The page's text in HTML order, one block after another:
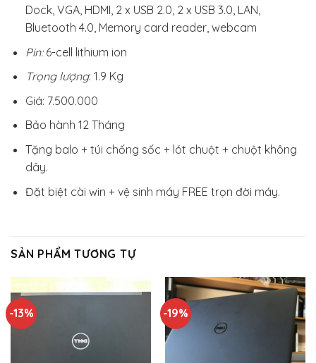
Dock, VGA, HDMI, 2 x USB 2.0, 2 x USB 3.0, LAN,
Bluetooth 4.0, Memory card reader, webcam
Pin:6-cell lithium ion
Trọng lượng: 1.9 Kg
Giá: 7.500.000
Bảo hành 12 Tháng
Tặng balo + túi chống sốc + lót chuột + chuột không
dây.
Đặt biệt cài win + vệ sinh máy FREE trọn đời máy.
SẢN PHẨM TƯƠNG TỰ
-13% -19%